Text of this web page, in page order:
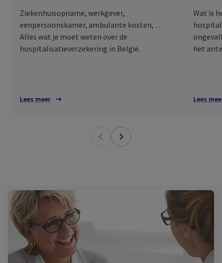
Ziekenhuisopname, werkgever,
eenpersoonskamer, ambulante kosten, …
Alles wat je moet weten over de
hospitalisatieverzekering in België.
Lees meer
Wat is
het
Lees